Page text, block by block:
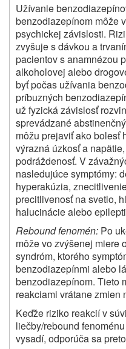
Užívanie
benzodiazepínom môže
psychickej závislosti.
zvyšuje s dávkou a
pacientov s anamnézou
alkoholovej alebo
byť počas užívania
príbuzných
už fyzická závislosť
sprevádzané
môžu prejaviť ako bolesť
výrazná úzkosť a
podráždenosť. V
nasledujúce symptómy:
hyperakúzia,
precitlivenosť na svetlo,
halucinácie alebo
Rebound fenomén: Po
môže vo zvýšenej miere
syndróm, ktorého
benzodiazepínmi alebo
benzodiazepínom. Tieto
reakciami vrátane zmien
Keďže riziko reakcií v
liečby/rebound
vysadí, odporúča sa